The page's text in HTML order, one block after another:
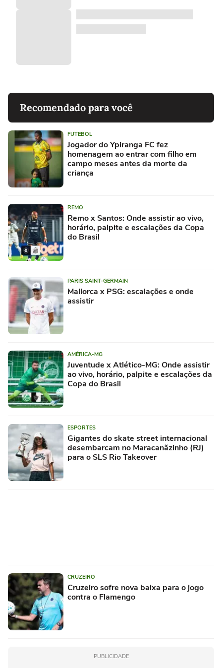
Recomendado para você
FUTEBOL
Jogador do Ypiranga FC fez
homenagem ao entrar com filho em
campo meses antes da morte da
criança
REMO
Remo x Santos: Onde assistir ao vivo,
horário, palpite e escalações da Copa
do Brasil
PARIS SAINT-GERMAIN
Mallorca x PSG: escalações e onde
assistir
AMÉRICA-MG
Juventude x Atlético-MG: Onde assistir
ao vivo, horário, palpite e escalações da
Copa do Brasil
ESPORTES
Gigantes do skate street internacional
desembarcam no Maracanãzinho (RJ)
para o SLS Rio Takeover
CRUZEIRO
Cruzeiro sofre nova baixa para o jogo
contra o Flamengo
PUBLICIDADE